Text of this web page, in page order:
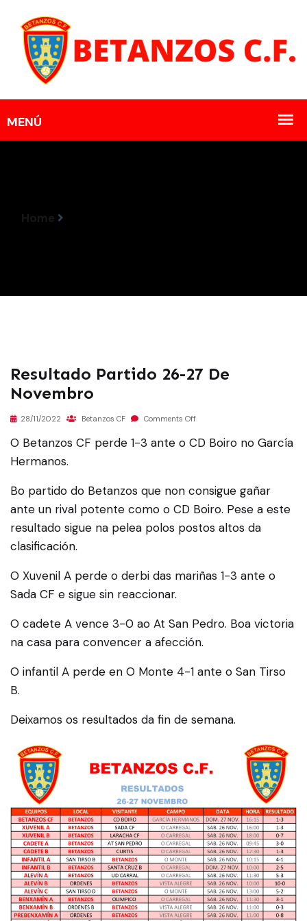
Home
Resultado Partido 26-27 De
Novembro
28/11/2022 Betanzos CF Comments Off
O Betanzos CF perde 1-3 ante o CD Boiro no García
Hermanos.
Bo partido do Betanzos que non consigue gañar
ante un rival potente como o CD Boiro. Pese a este
resultado sigue na pelea polos postos altos da
clasificación.
O Xuvenil A perde o derbi das mariñas 1-3 ante o
Sada CF e sigue sin reaccionar.
O cadete A vence 3-0 ao At San Pedro. Boa victoria
na casa para convencer a afección.
O infantil A perde en O Monte 4-1 ante o San Tirso
B.
Deixamos os resultados da fin de semana.